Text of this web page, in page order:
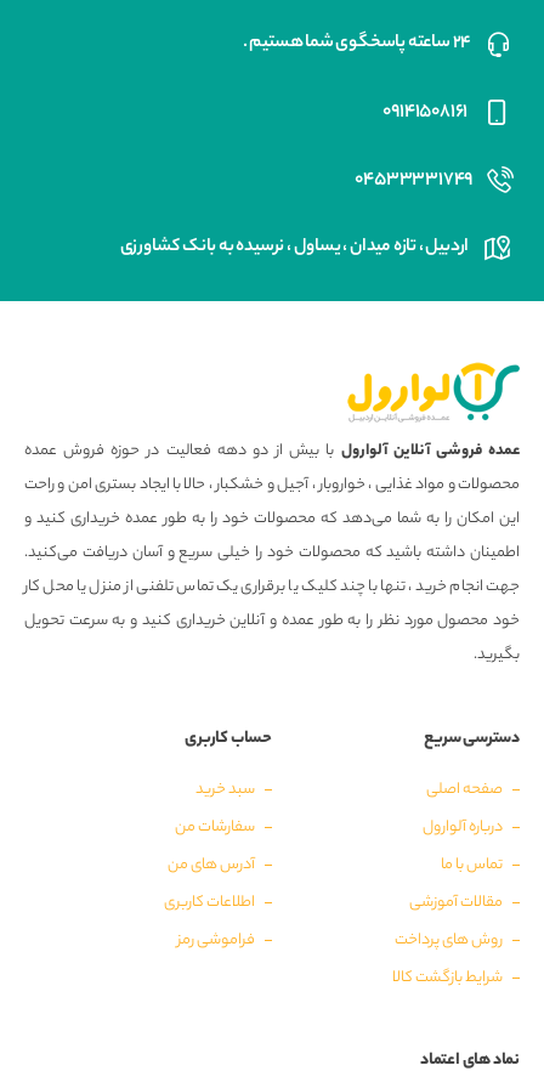
۲۴ ساعته پاسخگوی شما هستیم .
۰۹۱۴۱۵۰۸۱۶۱
۰۴۵۳۳۳۳۱۷۴۹
اردبیل ، تازه میدان ، یساول ، نرسیده به بانک کشاورزی
عمده فروشی آنلاین آلوارول با بیش از دو دهه فعالیت در حوزه فروش عمده
محصولات و مواد غذایی ، خواروبار ، آجیل و خشکبار ، حالا با ایجاد بستری امن و راحت
این امکان را به شما می‌دهد که محصولات خود را به طور عمده خریداری کنید و
اطمینان داشته باشید که محصولات خود را خیلی سریع و آسان دریافت می‌کنید.
جهت انجام خرید ، تنها با چند کلیک یا برقراری یک تماس تلفنی از منزل یا محل کار
خود محصول مورد نظر را به طور عمده و آنلاین خریداری کنید و به سرعت تحویل
بگیرید.
دسترسی سریع
صفحه اصلی
درباره آلوارول
تماس با ما
مقالات آموزشی
روش های پرداخت
شرایط بازگشت کالا
حساب کاربری
سبد خرید
سفارشات من
آدرس های من
اطلاعات کاربری
فراموشی رمز
نماد های اعتماد